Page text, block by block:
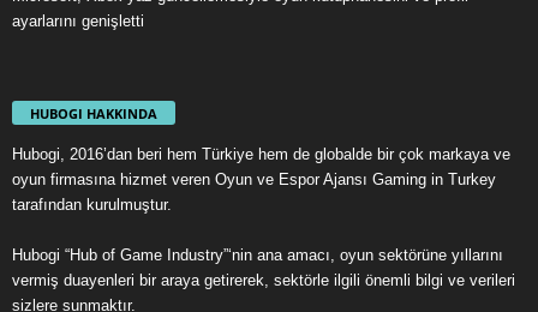
ayarlarını genişletti
HUBOGI HAKKINDA
Hubogi, 2016’dan beri hem Türkiye hem de globalde bir çok markaya ve
oyun firmasına hizmet veren Oyun ve Espor Ajansı Gaming in Turkey
tarafından kurulmuştur.
Hubogi “Hub of Game Industry”‘nin ana amacı, oyun sektörüne yıllarını
vermiş duayenleri bir araya getirerek, sektörle ilgili önemli bilgi ve verileri
sizlere sunmaktır.